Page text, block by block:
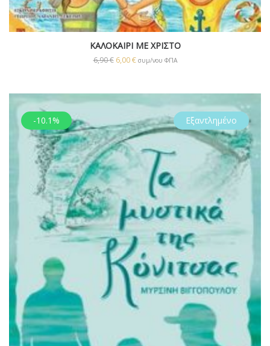
ΚΑΛΟΚΑΙΡΙ ΜΕ ΧΡΙΣΤΟ
6,90€ 6,00€ συμ/νου ΦΠΑ
-10.1% Εξαντλημένο